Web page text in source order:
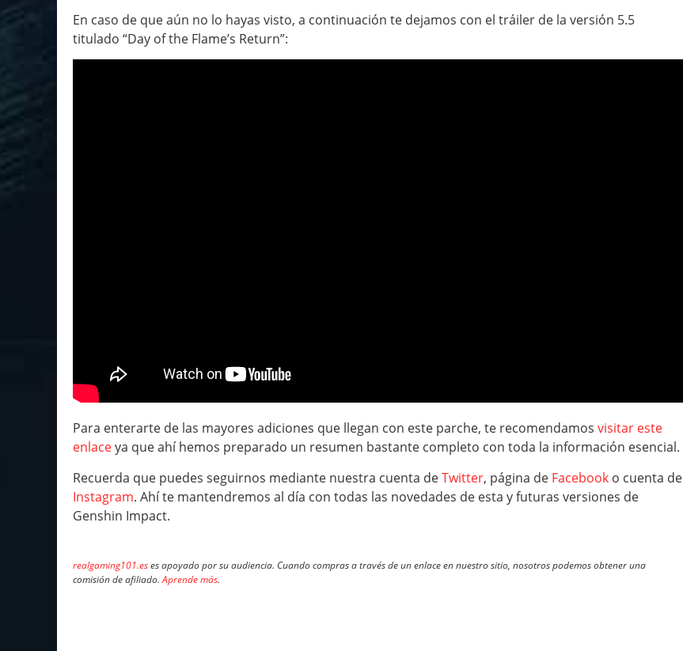
En caso de que aún no lo hayas visto, a continuación te dejamos con el tráiler de la versión 5.5
titulado “Day of the Flame’s Return”:
Para enterarte de las mayores adiciones que llegan con este parche, te recomendamos visitar este
enlaceya que ahí hemos preparado un resumen bastante completo con toda la información esencial.
Recuerda que puedes seguirnos mediante nuestra cuenta deTwitter, página de Facebook o cuenta de
Instagram. Ahí te mantendremos al día con todas las novedades de esta y futuras versiones de
Genshin Impact.
realgaming101.eses apoyado por su audiencia. Cuando compras a través de un enlace en nuestro sitio, nosotros podemos obtener una
comisión de afiliado.Aprende más.